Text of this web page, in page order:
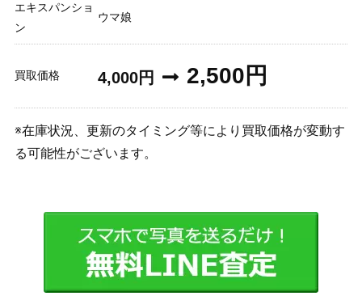
エキスパンショ
ン
ウマ娘
買取価格 4,000円 2,500円
※在庫状況、更新のタイミング等により買取価格が変動す
る可能性がございます。